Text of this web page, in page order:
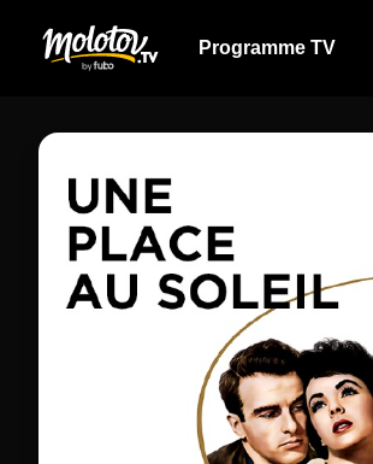
Programme TV